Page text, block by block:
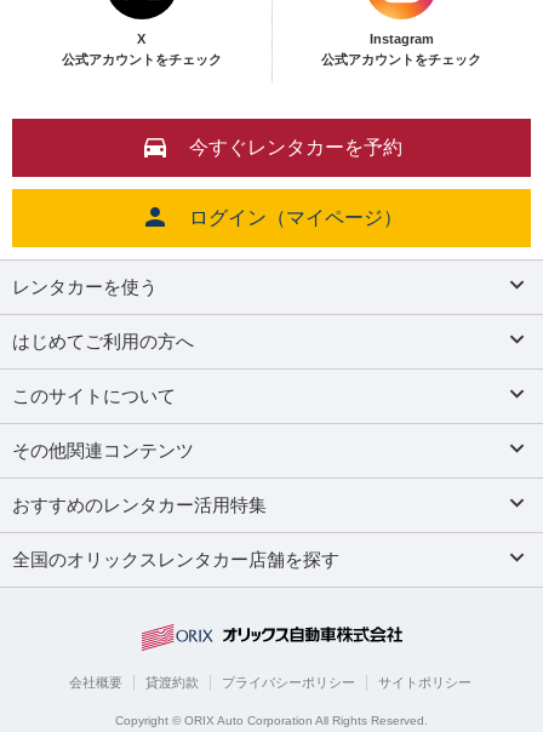
X
公式アカウントをチェック
Instagram
公式アカウントをチェック
今すぐレンタカーを予約
ログイン（マイページ）
レンタカーを使う
はじめてご利用の方へ
このサイトについて
その他関連コンテンツ
おすすめのレンタカー活用特集
全国のオリックスレンタカー店舗を探す
会社概要 貸渡約款 プライバシーポリシー サイトポリシー
Copyright © ORIX Auto Corporation All Rights Reserved.